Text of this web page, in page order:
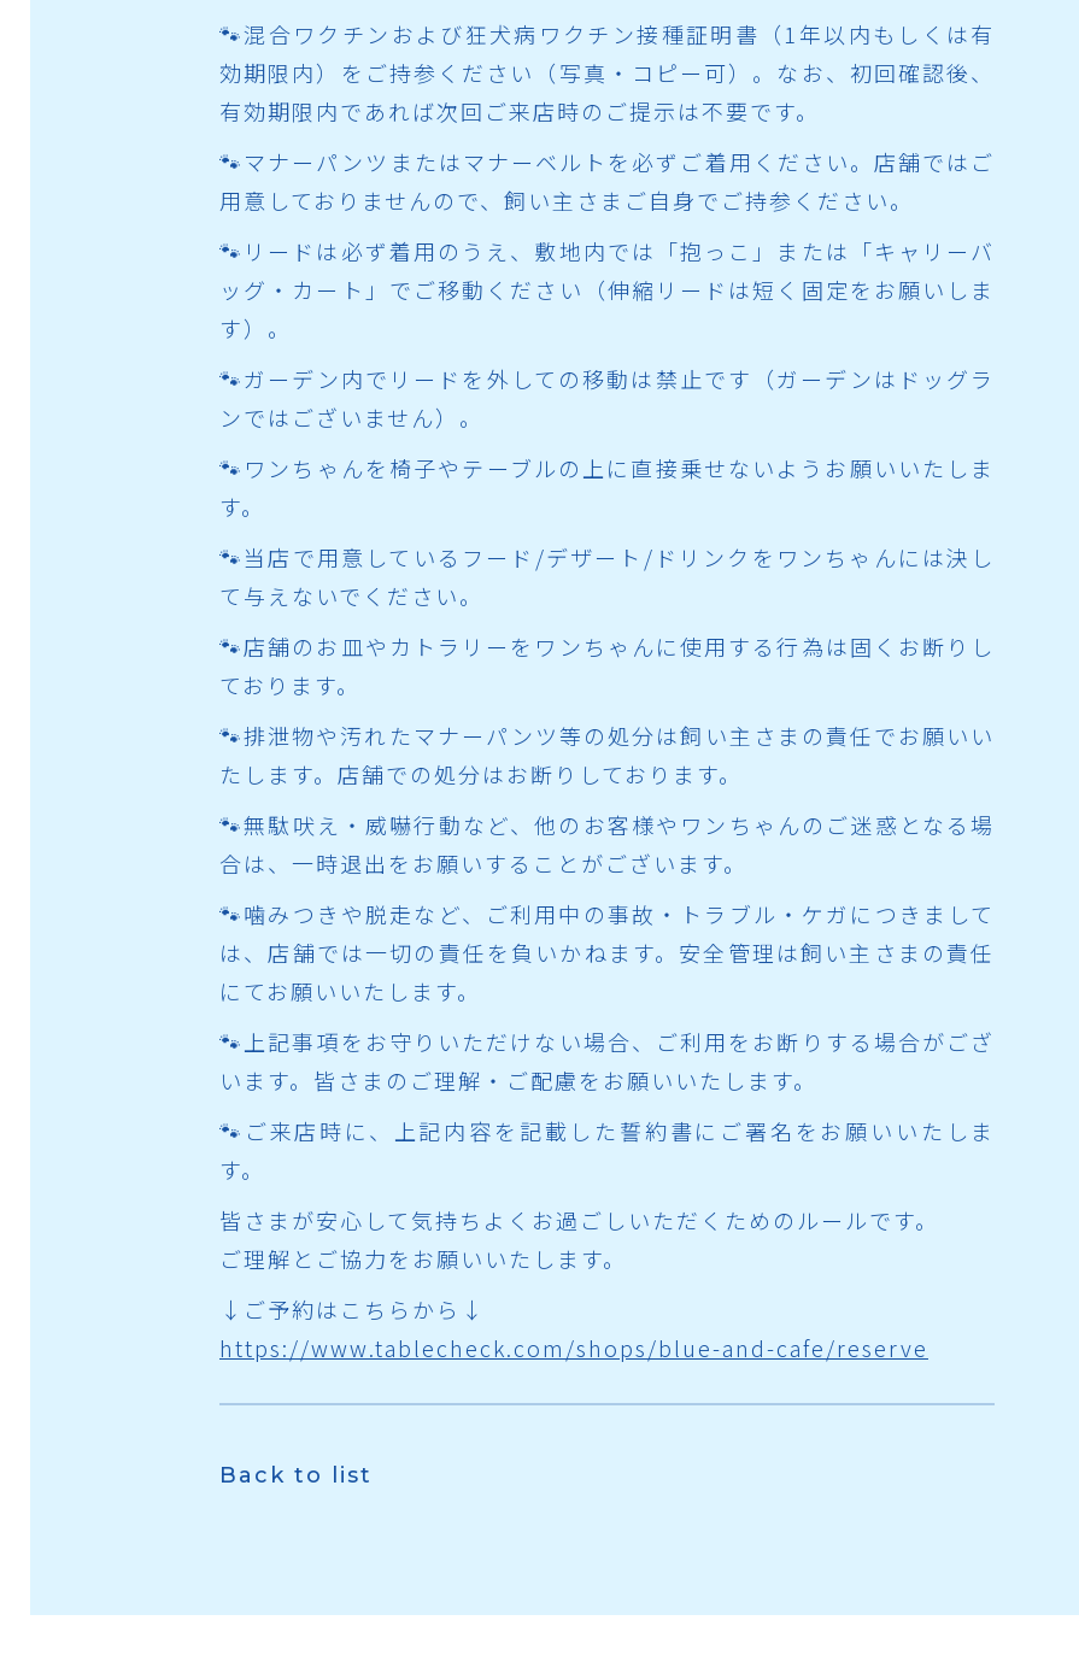
🐾混合ワクチンおよび狂犬病ワクチン接種証明書（1年以内もしくは有
効期限内）をご持参ください（写真・コピー可）。なお、初回確認後、
有効期限内であれば次回ご来店時のご提示は不要です。
🐾マナーパンツまたはマナーベルトを必ずご着用ください。店舗ではご
用意しておりませんので、飼い主さまご自身でご持参ください。
🐾リードは必ず着用のうえ、敷地内では「抱っこ」または「キャリーバ
ッグ・カート」でご移動ください（伸縮リードは短く固定をお願いしま
す）。
🐾ガーデン内でリードを外しての移動は禁止です（ガーデンはドッグラ
ンではございません）。
🐾ワンちゃんを椅子やテーブルの上に直接乗せないようお願いいたしま
す。
🐾当店で用意しているフード/デザート/ドリンクをワンちゃんには決し
て与えないでください。
🐾店舗のお皿やカトラリーをワンちゃんに使用する行為は固くお断りし
ております。
🐾排泄物や汚れたマナーパンツ等の処分は飼い主さまの責任でお願いい
たします。店舗での処分はお断りしております。
🐾無駄吠え・威嚇行動など、他のお客様やワンちゃんのご迷惑となる場
合は、一時退出をお願いすることがございます。
🐾噛みつきや脱走など、ご利用中の事故・トラブル・ケガにつきまして
は、店舗では一切の責任を負いかねます。安全管理は飼い主さまの責任
にてお願いいたします。
🐾上記事項をお守りいただけない場合、ご利用をお断りする場合がござ
います。皆さまのご理解・ご配慮をお願いいたします。
🐾ご来店時に、上記内容を記載した誓約書にご署名をお願いいたしま
す。
皆さまが安心して気持ちよくお過ごしいただくためのルールです。
ご理解とご協力をお願いいたします。
↓ご予約はこちらから↓
https://www.tablecheck.com/shops/blue-and-cafe/reserve
Back to list